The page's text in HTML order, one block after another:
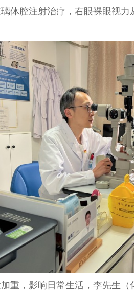
体腔注射治疗，右眼裸眼视
重，影响日常生活，李先生